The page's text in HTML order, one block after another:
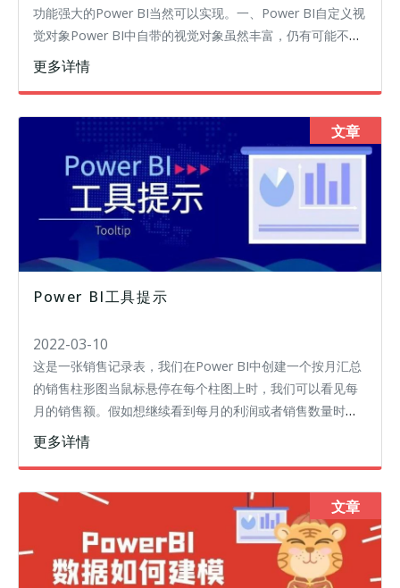
功能强大的Power BI当然可以实现。一、Power BI自定义视
觉对象Power BI中自带的视觉对象虽然丰富，仍有可能不能
满足我们的需求，因此，官方提供了一个丰富的在线自定义
视觉对象
更多详情
文章
Power BI工具提示
2022-03-10
这是一张销售记录表，我们在Power BI中创建一个按月汇总
的销售柱形图当鼠标悬停在每个柱图上时，我们可以看见每
月的销售额。假如想继续看到每月的利润或者销售数量时，
该怎么操作呢？我们可以使用工具提示功能，它可以在我们
的视觉对象上显示额外的数
更多详情
文章